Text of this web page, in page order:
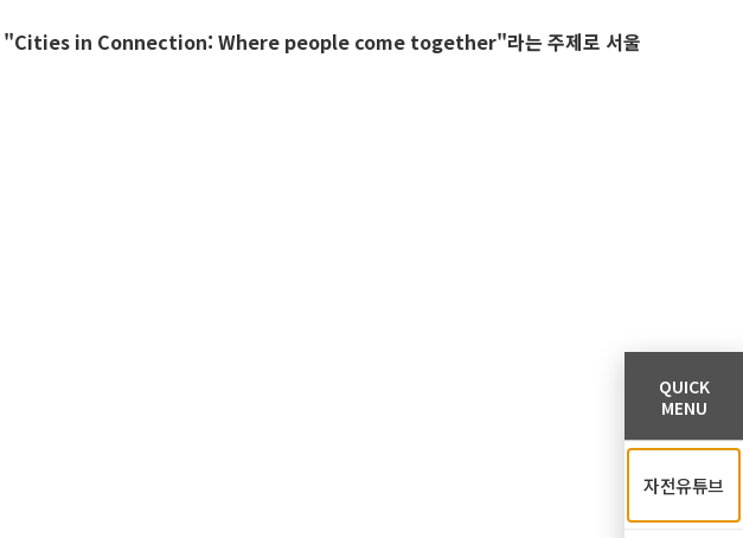
께 "Cities in Connection: Where people come together"라는 주제로 서울
QUICK
MENU
자전유튜브